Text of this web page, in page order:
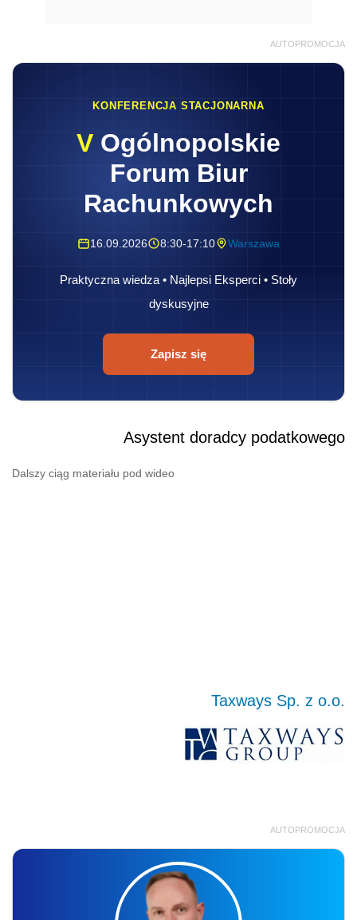
AUTOPROMOCJA
KONFERENCJA STACJONARNA
V Ogólnopolskie
Forum Biur
Rachunkowych
16.09.2026 8:30-17:10 Warszawa
Praktyczna wiedza • Najlepsi Eksperci • Stoły
dyskusyjne
Zapisz się
Asystent doradcy podatkowego
Dalszy ciąg materiału pod wideo
Taxways Sp. z o.o.
AUTOPROMOCJA